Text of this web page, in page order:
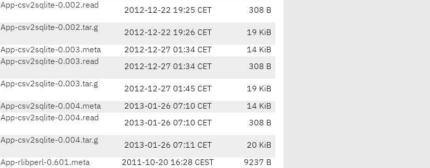
App-csv2sqlite-0.002.read
2012-12-22 19:25 CET 308 B
App-csv2sqlite-0.002.tar.g
2012-12-22 19:26 CET 19 KiB
App-csv2sqlite-0.003.meta 2012-12-27 01:34 CET
14 KiB
App-csv2sqlite-0.003.read
2012-12-27 01:34 CET 308 B
App-csv2sqlite-0.003.tar.g
2012-12-27 01:45 CET 19 KiB
App-csv2sqlite-0.004.meta 2013-01-26 07:10 CET
14 KiB
App-csv2sqlite-0.004.read
2013-01-26 07:10 CET 308 B
App-csv2sqlite-0.004.tar.g
2013-01-26 07:11 CET 20 KiB
App-rlibperl-0.601.meta 2011-10-20 16:28 CEST
9237 B